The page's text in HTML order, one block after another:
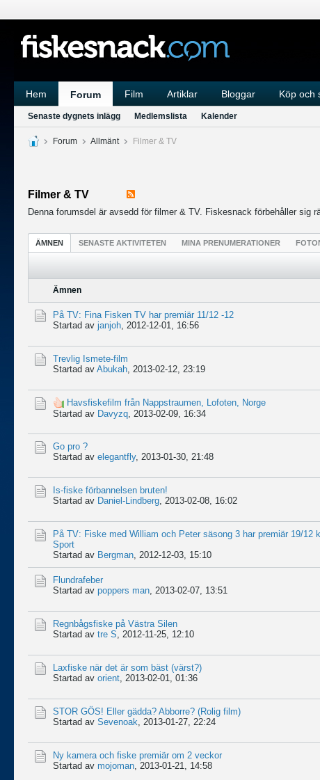
Hem Forum Film Artiklar Bloggar Köp och
Senaste dygnets inlägg Medlemslista Kalender
Forum Allmänt Filmer & TV
Filmer & TV
Denna forumsdel är avsedd för filmer & TV. Fiskesnack förbehåller sig
ÄMNEN SENASTE AKTIVITETEN MINA PRENUMERATIONER
Ämnen
På TV: Fina Fisken TV har premiär 11/12 -12
Startad av janjoh, 2012-12-01, 16:56
Trevlig Ismete-film
Startad av Abukah, 2013-02-12, 23:19
Havsfiskefilm från Nappstraumen, Lofoten, Norge
Startad av Davyzq, 2013-02-09, 16:34
Go pro ?
Startad av elegantfly, 2013-01-30, 21:48
Is-fiske förbannelsen bruten!
Startad av Daniel-Lindberg, 2013-02-08, 16:02
På TV: Fiske med William och Peter säsong 3 har premiär 19/12
Sport
Startad av Bergman, 2012-12-03, 15:10
Flundrafeber
Startad av poppers man, 2013-02-07, 13:51
Regnbågsfiske på Västra Silen
Startad av tre S, 2012-11-25, 12:10
Laxfiske när det är som bäst (värst?)
Startad av orient, 2013-02-01, 01:36
STOR GÖS! Eller gädda? Abborre? (Rolig film)
Startad av Sevenoak, 2013-01-27, 22:24
Ny kamera och fiske premiär om 2 veckor
Startad av mojoman, 2013-01-21, 14:58